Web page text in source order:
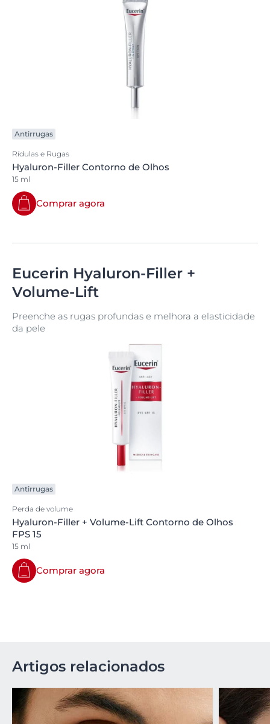
Antirrugas
Rídulas e Rugas
Hyaluron-Filler Contorno de Olhos
15 ml
Comprar agora
Eucerin Hyaluron-Filler +
Volume-Lift
Preenche as rugas profundas e melhora a elasticidade
da pele
Antirrugas
Perda de volume
Hyaluron-Filler + Volume-Lift Contorno de Olhos
FPS 15
15 ml
Comprar agora
Artigos relacionados